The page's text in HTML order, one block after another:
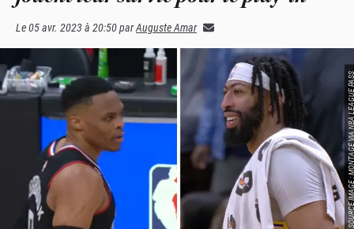
Le05 avr. 2023 à 20:50parAuguste Amar
SOURCE IMAGE :